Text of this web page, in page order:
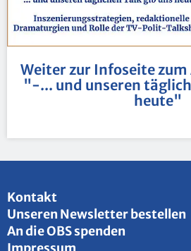
Wei­ter zur In­fo­sei­te
"-... und un­se­ren
heute"
Kon­takt
Un­se­ren News­let­ter be­stel­len
An die OBS spen­den